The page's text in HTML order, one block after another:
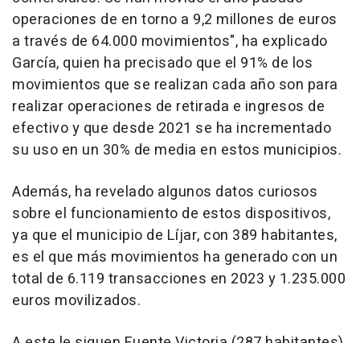
operaciones de en torno a 9,2 millones de euros
a través de 64.000 movimientos", ha explicado
García, quien ha precisado que el 91% de los
movimientos que se realizan cada año son para
realizar operaciones de retirada e ingresos de
efectivo y que desde 2021 se ha incrementado
su uso en un 30% de media en estos municipios.
Además, ha revelado algunos datos curiosos
sobre el funcionamiento de estos dispositivos,
ya que el municipio de Líjar, con 389 habitantes,
es el que más movimientos ha generado con un
total de 6.119 transacciones en 2023 y 1.235.000
euros movilizados.